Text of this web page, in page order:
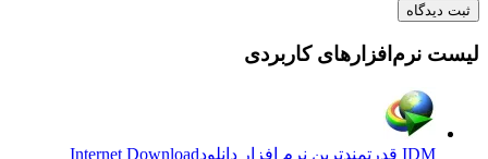
ثبت دیدگاه
لیست نرم‌افزارهای کاربردی
IDM قدرتمندترین نرم افزار دانلود
Internet Download